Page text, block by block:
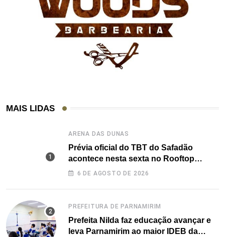
MAIS LIDAS
ARENA DAS DUNAS
Prévia oficial do TBT do Safadão
acontece nesta sexta no Rooftop
Dunas
6 DE AGOSTO DE 2026
PREFEITURA DE PARNAMIRIM
Prefeita Nilda faz educação avançar e
leva Parnamirim ao maior IDEB da